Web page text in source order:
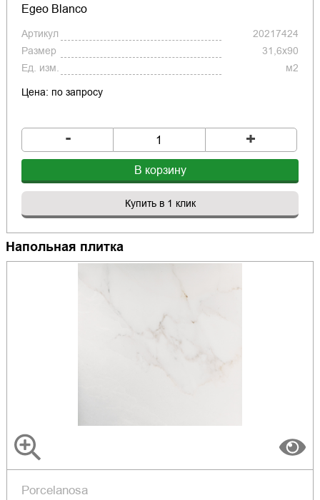
Egeo Blanco
Артикул
20217424
Размер
31,6x90
Ед. изм.
м2
Цена: по запросу
- +
В корзину
Купить в 1 клик
Напольная плитка
Porcelanosa